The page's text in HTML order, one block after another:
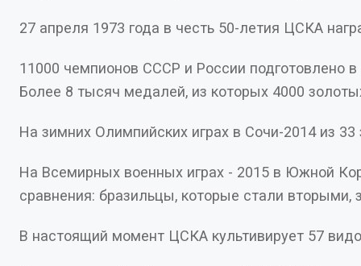
11000 чемпионов СССР и России подготовлено в ЦСКА за всю историю. 250 тысяч спортсменов прошли армейскую школу. За историю клуба спортсмены ЦСКА завоевали на Олимпийских играх 1364
На Всемирных военных играх - 2015 в Южной Корее (2 - 11 октября) победу в командном зачете заняла сборная России, в которую вошли спортсмены ЦСКА. Всего российские армейцы привезли домой 135 медалей —
сравнения: